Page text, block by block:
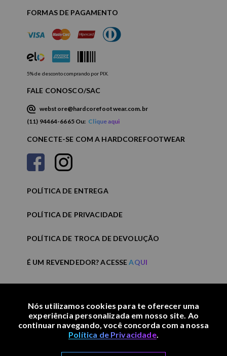
FORMAS DE PAGAMENTO
5% de desconto comprando por PIX.
FALE CONOSCO/SAC
webstore@hardcorefootwear.com.br
(11) 94464-6665 Ou: Clique aqui
CONECTE-SE COM A HARDCOREFOOTWEAR
POLÍTICA DE ENTREGA
POLÍTICA DE PRIVACIDADE
POLÍTICA DE TROCA DE DEVOLUÇÃO
É UM REVENDEDOR? ACESSEAQUI
© TODOS OS DIREITOS RESERVADOS. 2022
Nós utilizamos cookies para te oferecer uma
experiência personalizada em nosso site. Ao
continuar navegando, você concorda com a nossa
Política de Privacidade.